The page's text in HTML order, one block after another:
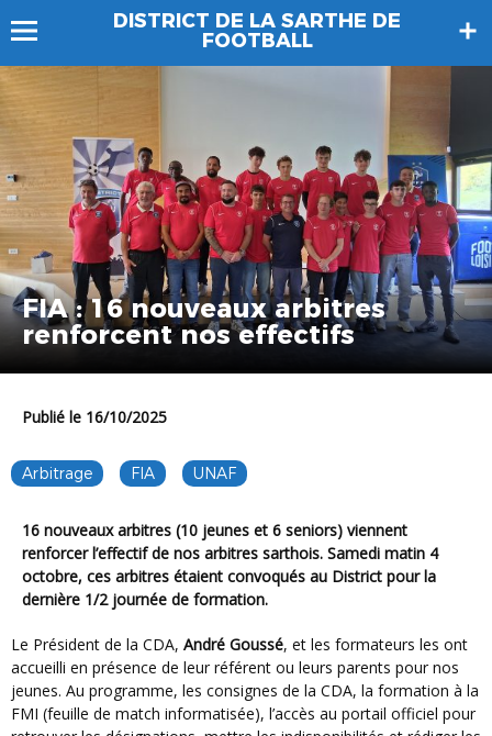
DISTRICT DE LA SARTHE DE
FOOTBALL
FIA : 16 nouveaux arbitres
renforcent nos effectifs
Publié le 16/10/2025
Arbitrage FIA UNAF
16 nouveaux arbitres (10 jeunes et 6 seniors) viennent
renforcer l’effectif de nos arbitres sarthois. Samedi matin 4
octobre, ces arbitres étaient convoqués au District pour la
dernière 1/2 journée de formation.
Le Président de la CDA, André Goussé, et les formateurs les ont
accueilli en présence de leur référent ou leurs parents pour nos
jeunes. Au programme, les consignes de la CDA, la formation à la
FMI (feuille de match informatisée), l’accès au portail officiel pour